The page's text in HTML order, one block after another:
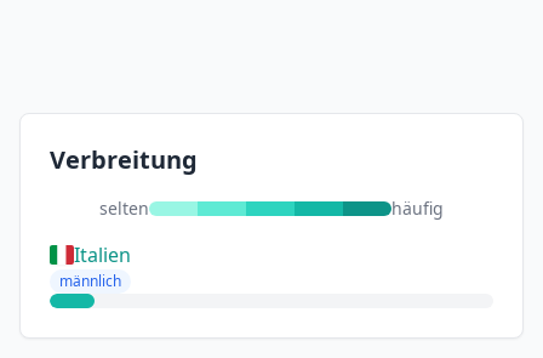
Verbreitung
selten häufig
Italien
männlich